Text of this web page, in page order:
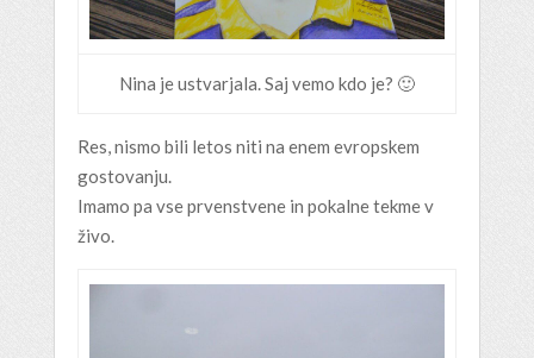
Nina je ustvarjala. Saj vemo kdo je? 🙂
Res, nismo bili letos niti na enem evropskem
gostovanju.
Imamo pa vse prvenstvene in pokalne tekme v
živo.